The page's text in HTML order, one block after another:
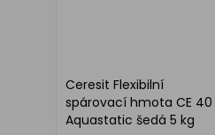
Ceresit Flexibilní
spárovací hmota CE 40
Aquastatic šedá 5 kg